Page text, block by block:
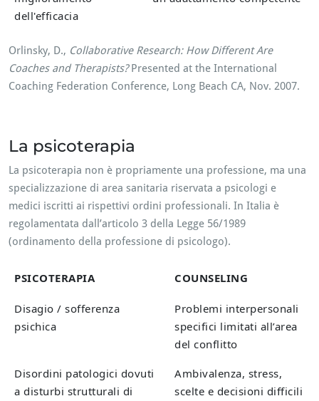
dell'efficacia
Orlinsky, D., Collaborative Research: How Different Are
Coaches and Therapists?Presented at the International
Coaching Federation Conference, Long Beach CA, Nov. 2007.
La psicoterapia
La psicoterapia non è propriamente una professione, ma una
specializzazione di area sanitaria riservata a psicologi e
medici iscritti ai rispettivi ordini professionali. In Italia è
regolamentata dall’articolo 3 della Legge 56/1989
(ordinamento della professione di psicologo).
PSICOTERAPIA COUNSELING
Disagio / sofferenza
psichica
Problemi interpersonali
specifici limitati all’area
del conflitto
Disordini patologici dovuti
a disturbi strutturali di
Ambivalenza, stress,
scelte e decisioni difficili